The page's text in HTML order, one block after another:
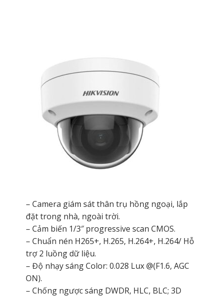
– Camera giám sát thân trụ hồng ngoại, lắp
đặt trong nhà, ngoài trời.
– Cảm biến 1/3″ progressive scan CMOS.
– Chuẩn nén H265+, H.265, H.264+, H.264/ Hỗ
trợ 2 luồng dữ liệu.
– Độ nhạy sáng Color: 0.028 Lux @(F1.6, AGC
ON).
– Chống ngược sáng DWDR, HLC, BLC; 3D